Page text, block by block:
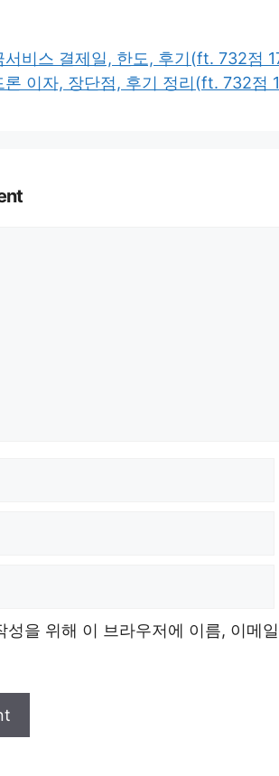
서비스 결제일, 한도, 후기(ft. 732점
론 이자, 장단점, 후기 정리(ft. 732점
성을 위해 이 브라우저에 이름, 이메